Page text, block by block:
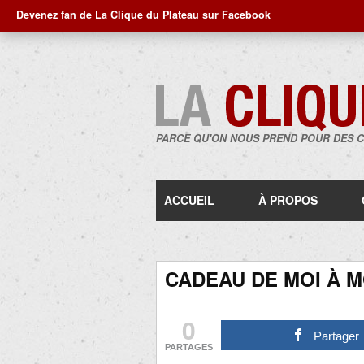
Devenez fan de La Clique du Plateau sur Facebook
PARCE QU'ON NOUS PREND POUR DES
ACCUEIL À PROPOS
CADEAU DE MOI À
0
PARTAGES
Partager